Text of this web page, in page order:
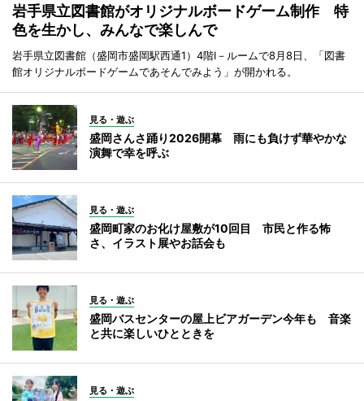
岩手県立図書館がオリジナルボードゲーム制作 特
色を生かし、みんなで楽しんで
岩手県立図書館（盛岡市盛岡駅西通1）4階I－ルームで8月8日、「図書
館オリジナルボードゲームであそんでみよう」が開かれる。
見る・遊ぶ
盛岡さんさ踊り2026開幕 雨にも負けず華やかな
演舞で幸を呼ぶ
見る・遊ぶ
盛岡町家のお化け屋敷が10回目 市民と作る怖
さ、イラスト展やお話会も
見る・遊ぶ
盛岡バスセンターの屋上ビアガーデン今年も 音楽
と共に楽しいひとときを
見る・遊ぶ